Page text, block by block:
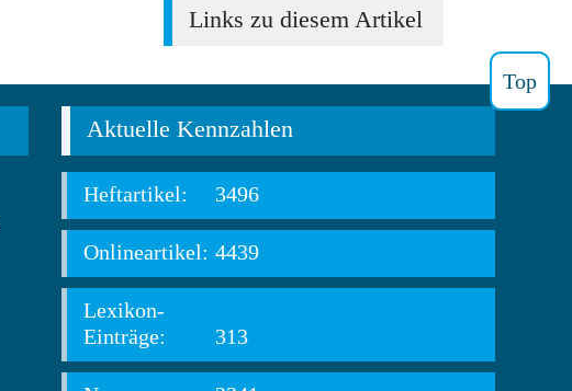
Links zu diesem Artikel
Top
Aktuelle Kennzahlen
Heftartikel: 3496
Onlineartikel: 4439
Lexikon-
Einträge:
313